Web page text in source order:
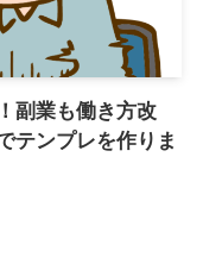
副業も働き方改
テンプレを作りま